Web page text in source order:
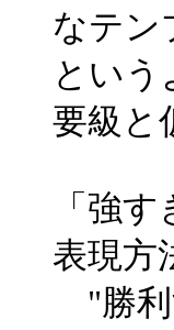
なテン
とい
要級と
「強
表現方
"勝利